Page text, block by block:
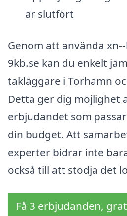
är slutfört
Genom att använda
9kb.se kan du enkelt
takläggare i Torhamn
Detta ger dig möjlighet
erbjudandet som
din budget. Att
experter bidrar inte
också till att stödja det
Få 3 erbjudanden,